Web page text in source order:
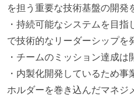
を担う重要な技術基盤の開発
・持続可能なシステムを目
で技術的なリーダーシップを
・チームのミッション達成
・内製化開発しているため
ホルダーを巻き込んだマネジ